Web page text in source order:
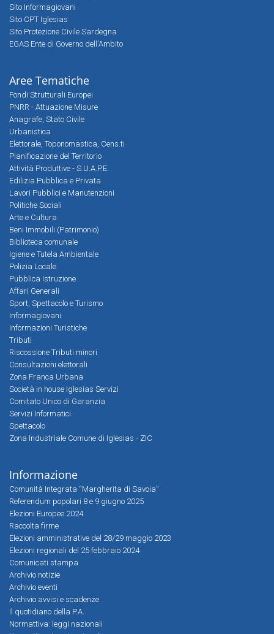
Sito Informagiovani
Sito CPT Iglesias
Sito Protezione Civile Sardegna
EGAS Ente di Governo dell'Ambito
Aree Tematiche
Fondi Strutturali Europei
PNRR - Attuazione Misure
Anagrafe, Stato Civile
Urbanistica
Elettorale, Toponomastica, Cens.ti
Pianificazione del Territorio
Attività Produttive - S.U.A.P.E.
Edilizia Pubblica e Privata
Lavori Pubblici e Manutenzioni
Politiche Sociali
Arte e Cultura
Beni Immobili (Patrimonio)
Biblioteca comunale
Igiene e Tutela Ambientale
Polizia Locale
Pubblica Istruzione
Affari Generali
Sport, Spettacolo e Turismo
Informagiovani
Informazioni Turistiche
Tributi
Riscossione Tributi minori
Consultazioni elettorali
Zona Franca Urbana
Società in house Iglesias Servizi
Comitato Unico di Garanzia
Servizi Informatici
Spettacolo
Zona Industriale Comune di Iglesias - ZIC
Informazione
Comunità Integrata “Margherita di Savoia”
Referendum popolari 8 e 9 giugno 2025
Elezioni Europee 2024
Raccolta firme
Elezioni amministrative del 28/29 maggio 2023
Elezioni regionali del 25 febbraio 2024
Comunicati stampa
Archivio notizie
Archivio eventi
Archivio avvisi e scadenze
Il quotidiano della P.A.
Normattiva: leggi nazionali